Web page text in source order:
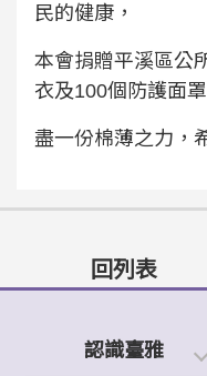
民的健康，
本會捐贈平溪區公
衣及100個防護面罩
盡一份棉薄之力，
回列表
認識臺雅